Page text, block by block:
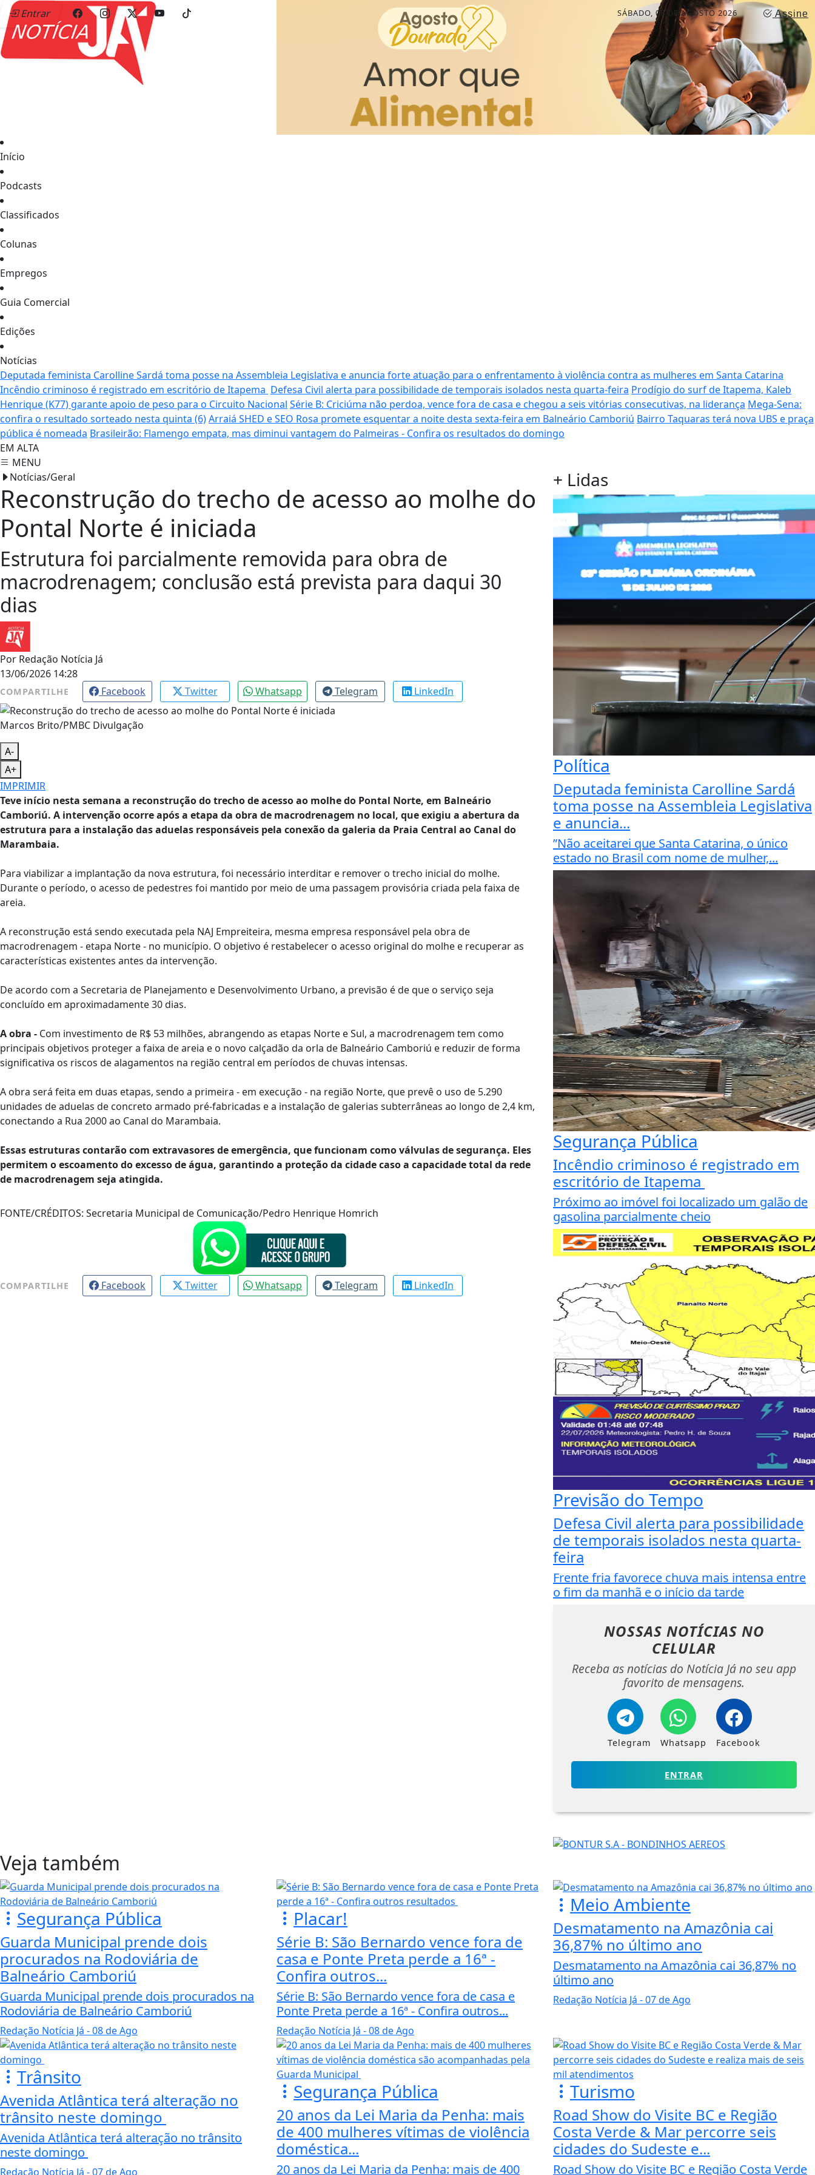
Entrar Assine
SÁBADO, 08 DE AGOSTO 2026
Início
Podcasts
Classificados
Colunas
Empregos
Guia Comercial
Edições
Notícias
Deputada feminista Carolline Sardá toma posse na Assembleia Legislativa e anuncia forte atuação para o enfrentamento à violência contra as mulheres em Santa Catarina
Incêndio criminoso é registrado em escritório de Itapema Defesa Civil alerta para possibilidade de temporais isolados nesta quarta-feira Prodígio do surf de Itapema, Kaleb
Henrique (K77) garante apoio de peso para o Circuito Nacional Série B: Criciúma não perdoa, vence fora de casa e chegou a seis vitórias consecutivas, na liderança Mega-Sena:
confira o resultado sorteado nesta quinta (6)Arraiá SHED e SEO Rosa promete esquentar a noite desta sexta-feira em Balneário Camboriú Bairro Taquaras terá nova UBS e praça
pública é nomeada Brasileirão: Flamengo empata, mas diminui vantagem do Palmeiras - Confira os resultados do domingo
EM ALTA
MENU
Notícias/Geral
Reconstrução do trecho de acesso ao molhe do
Pontal Norte é iniciada
Estrutura foi parcialmente removida para obra de
macrodrenagem; conclusão está prevista para daqui 30
dias
Por Redação Notícia Já
13/06/2026 14:28
COMPARTILHE Facebook Twitter Whatsapp Telegram LinkedIn
Marcos Brito/PMBC Divulgação
A-
A+
IMPRIMIR
Teve início nesta semana a reconstrução do trecho de acesso ao molhe do Pontal Norte, em Balneário
Camboriú. A intervenção ocorre após a etapa da obra de macrodrenagem no local, que exigiu a abertura da
estrutura para a instalação das aduelas responsáveis pela conexão da galeria da Praia Central ao Canal do
Marambaia.
Para viabilizar a implantação da nova estrutura, foi necessário interditar e remover o trecho inicial do molhe.
Durante o período, o acesso de pedestres foi mantido por meio de uma passagem provisória criada pela faixa de
areia.
A reconstrução está sendo executada pela NAJ Empreiteira, mesma empresa responsável pela obra de
macrodrenagem - etapa Norte - no município. O objetivo é restabelecer o acesso original do molhe e recuperar as
características existentes antes da intervenção.
De acordo com a Secretaria de Planejamento e Desenvolvimento Urbano, a previsão é de que o serviço seja
concluído em aproximadamente 30 dias.
A obra - Com investimento de R$ 53 milhões, abrangendo as etapas Norte e Sul, a macrodrenagem tem como
principais objetivos proteger a faixa de areia e o novo calçadão da orla de Balneário Camboriú e reduzir de forma
significativa os riscos de alagamentos na região central em períodos de chuvas intensas.
A obra será feita em duas etapas, sendo a primeira - em execução - na região Norte, que prevê o uso de 5.290
unidades de aduelas de concreto armado pré-fabricadas e a instalação de galerias subterrâneas ao longo de 2,4 km,
conectando a Rua 2000 ao Canal do Marambaia.
Essas estruturas contarão com extravasores de emergência, que funcionam como válvulas de segurança. Eles
permitem o escoamento do excesso de água, garantindo a proteção da cidade caso a capacidade total da rede
de macrodrenagem seja atingida.
FONTE/CRÉDITOS: Secretaria Municipal de Comunicação/Pedro Henrique Homrich
COMPARTILHE Facebook Twitter Whatsapp Telegram LinkedIn
+ Lidas
Política
Deputada feminista Carolline Sardá
toma posse na Assembleia Legislativa
e anuncia...
”Não aceitarei que Santa Catarina, o único
estado no Brasil com nome de mulher,...
Segurança Pública
Incêndio criminoso é registrado em
escritório de Itapema
Próximo ao imóvel foi localizado um galão de
gasolina parcialmente cheio
Previsão do Tempo
Defesa Civil alerta para possibilidade
de temporais isolados nesta quarta-
feira
Frente fria favorece chuva mais intensa entre
o fim da manhã e o início da tarde
NOSSAS NOTÍCIAS NO
CELULAR
Receba as notícias do Notícia Já no seu app
favorito de mensagens.
Telegram Whatsapp Facebook
ENTRAR
Veja também
Segurança Pública
Guarda Municipal prende dois
procurados na Rodoviária de
Balneário Camboriú
Guarda Municipal prende dois procurados na
Rodoviária de Balneário Camboriú
Redação Notícia Já - 08 de Ago
Placar!
Série B: São Bernardo vence fora de
casa e Ponte Preta perde a 16ª -
Confira outros...
Série B: São Bernardo vence fora de casa e
Ponte Preta perde a 16ª - Confira outros...
Redação Notícia Já - 08 de Ago
Meio Ambiente
Desmatamento na Amazônia cai
36,87% no último ano
Desmatamento na Amazônia cai 36,87% no
último ano
Redação Notícia Já - 07 de Ago
Trânsito
Avenida Atlântica terá alteração no
trânsito neste domingo
Avenida Atlântica terá alteração no trânsito
neste domingo
Redação Notícia Já - 07 de Ago
Segurança Pública
20 anos da Lei Maria da Penha: mais
de 400 mulheres vítimas de violência
doméstica...
20 anos da Lei Maria da Penha: mais de 400
Turismo
Road Show do Visite BC e Região
Costa Verde & Mar percorre seis
cidades do Sudeste e...
Road Show do Visite BC e Região Costa Verde